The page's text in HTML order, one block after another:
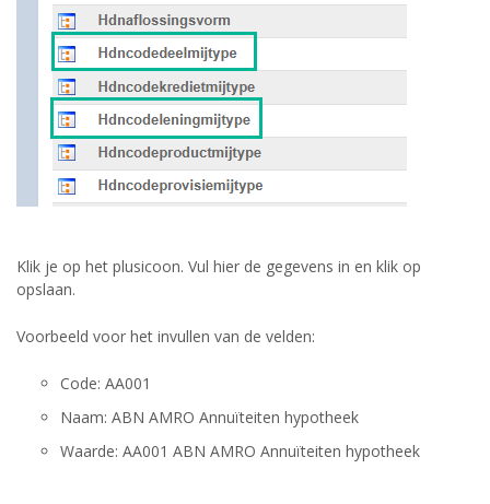
Klik je op het plusicoon. Vul hier de gegevens in en klik op
opslaan.
Voorbeeld voor het invullen van de velden:
Code: AA001
Naam: ABN AMRO Annuïteiten hypotheek
Waarde: AA001 ABN AMRO Annuïteiten hypotheek